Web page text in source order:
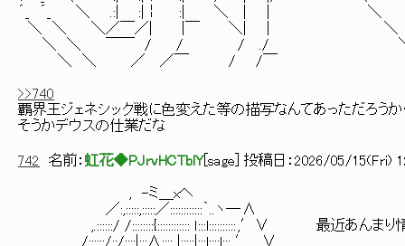
´_ ´_ ＼ .:| :|￤ :| ＼ | | ＼ ＼／ . : : :／: : :
＼ ＼ ＼／￣／| |￣ ＼| | ＼ . . : : : :／＿＿_
＼ ＼ ￣￣ / / / ./ ＼＿__／￣￣
＼ ＼ ／ ／￣ / /￣ ／: : : :
>>740
覇界王ジェネシック戦に色変えた等の描写なんてあっただろ
そうかデウスの仕業だな
742 名前： 虹花◆PJrvHCTblY[ sage ] 投稿日： 2026/05/15(Fri)
, -ミ＿xヘ
／:,:::::,:::::／::::::::::::｀..ヽ― ∧
,.::::::/ /::::::::{:::::::::::: ｌ:::l:::::::::: ,′∨ 最近あんまり情
/::::::/::/::::|:::∧:::: |:::::|:::l::::l::: ,′. ∨